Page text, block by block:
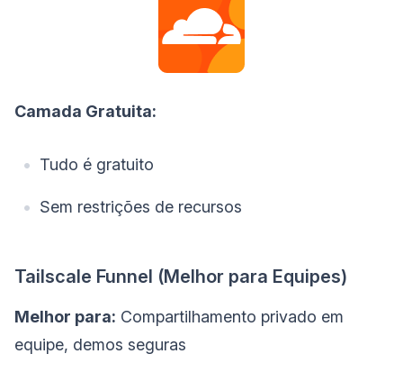
Camada Gratuita:
Tudo é gratuito
Sem restrições de recursos
Tailscale Funnel (Melhor para Equipes)
Melhor para: Compartilhamento privado em
equipe, demos seguras